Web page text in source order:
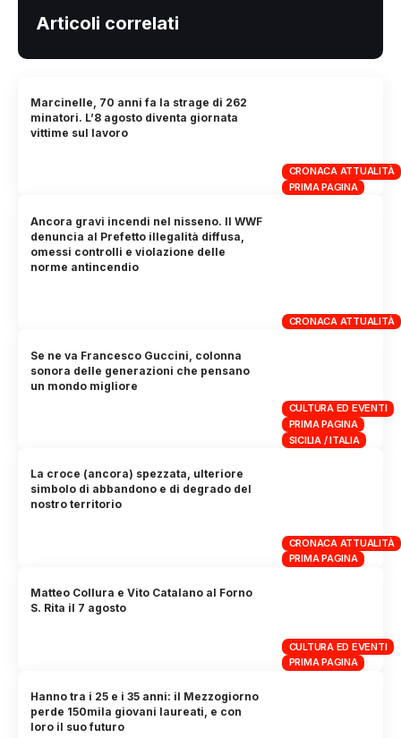
Articoli correlati
CRONACA ATTUALITÀ
PRIMA PAGINA
Marcinelle, 70 anni fa la strage di 262
minatori. L’8 agosto diventa giornata
vittime sul lavoro
CRONACA ATTUALITÀ
Ancora gravi incendi nel nisseno. Il WWF
denuncia al Prefetto illegalità diffusa,
omessi controlli e violazione delle
norme antincendio
CULTURA ED EVENTI
PRIMA PAGINA
SICILIA / ITALIA
Se ne va Francesco Guccini, colonna
sonora delle generazioni che pensano
un mondo migliore
CRONACA ATTUALITÀ
PRIMA PAGINA
La croce (ancora) spezzata, ulteriore
simbolo di abbandono e di degrado del
nostro territorio
CULTURA ED EVENTI
PRIMA PAGINA
Matteo Collura e Vito Catalano al Forno
S. Rita il 7 agosto
Hanno tra i 25 e i 35 anni: il Mezzogiorno
perde 150mila giovani laureati, e con
loro il suo futuro